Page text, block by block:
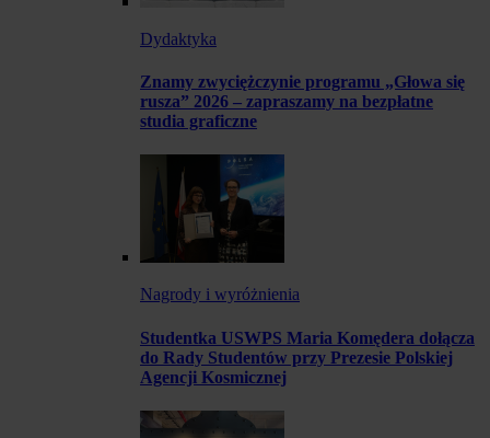
Dydaktyka
Znamy zwyciężczynie programu „Głowa się
rusza” 2026 – zapraszamy na bezpłatne
studia graficzne
Nagrody i wyróżnienia
Studentka USWPS Maria Komędera dołącza
do Rady Studentów przy Prezesie Polskiej
Agencji Kosmicznej